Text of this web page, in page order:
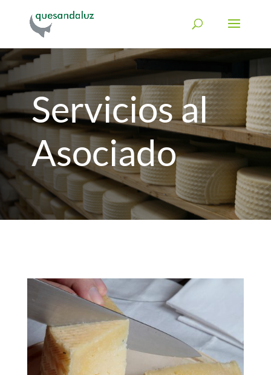
Servicios al
Asociado